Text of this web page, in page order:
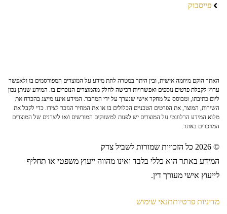
פייסבוק
האתר הוקם מיוזמה אישית, ובין היתר במטרה לתת מידע על המוצרים המפורסמים בו ולאפשר
ערוץ לקבלת פרטים נוספים ואפשרויות רכישה לחלק מהמוצרים הנזכרים בו. המידע שניתן נכון
ליום כתיבתו, ומבוסס על מחקר אישי שנערך על ידי המחבר. המידע איננו מייצג בהכרח את
השירות, המוצר, את הפרטים הטכניים הכלולים בו או את המחיר הנזכר לצידו. כדי לקבל את
מלוא המידע הרלוונטי על המוצרים יש לפנות למשווקים המורשים ו/או ליצרנים של המוצרים
המוזכרים באתר.
© 2026 כל הזכויות שמורות לשביל צדק
המידע באתר הוא כללי בלבד ואינו מהווה ייעוץ משפטי או תחליף
לייעוץ אישי מעורך דין.
מדיניות פרטיותתנאי שימוש